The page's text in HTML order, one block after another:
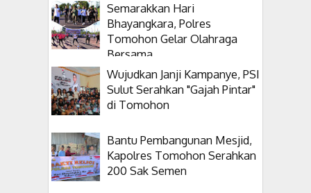
Semarakkan Hari
Bhayangkara, Polres
Tomohon Gelar Olahraga
Bersama
Wujudkan Janji Kampanye, PSI
Sulut Serahkan "Gajah Pintar"
di Tomohon
Bantu Pembangunan Mesjid,
Kapolres Tomohon Serahkan
200 Sak Semen